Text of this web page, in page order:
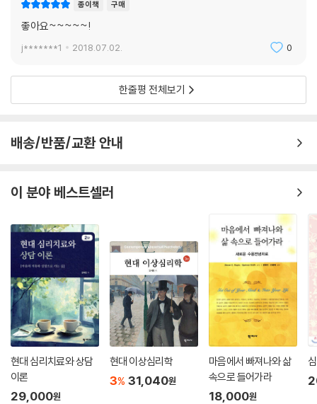
종이책 구매
좋아요~~~~~!
j*******1 2018.07.02. 0
한줄평 전체보기
배송/반품/교환 안내
이 분야 베스트셀러
현대 심리치료와 상담
이론
29,000원
현대 이상심리학
3% 31,040원
마음에서 빠져나와 삶
속으로 들어가라
18,000원